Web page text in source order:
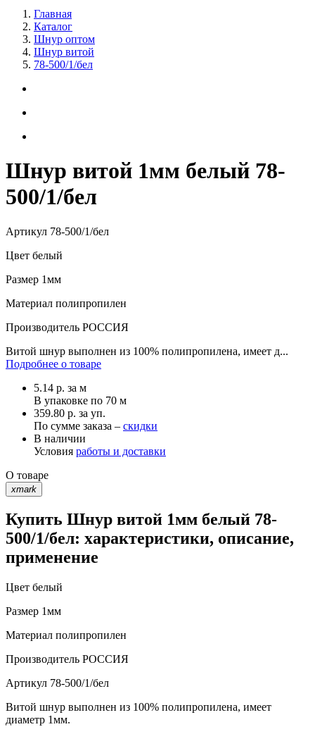
Главная
Каталог
Шнур оптом
Шнур витой
78-500/1/бел
Шнур витой 1мм белый 78-
500/1/бел
Артикул 78-500/1/бел
Цвет белый
Размер 1мм
Материал полипропилен
Производитель РОССИЯ
Витой шнур выполнен из 100% полипропилена, имеет д...
Подробнее о товаре
5.14 р. за м
В упаковке по 70 м
359.80 р. за уп.
По сумме заказа – скидки
В наличии
Условия работы и доставки
О товаре
xmark
Купить Шнур витой 1мм белый 78-
500/1/бел: характеристики, описание,
применение
Цвет белый
Размер 1мм
Материал полипропилен
Производитель РОССИЯ
Артикул 78-500/1/бел
Витой шнур выполнен из 100% полипропилена, имеет
диаметр 1мм.